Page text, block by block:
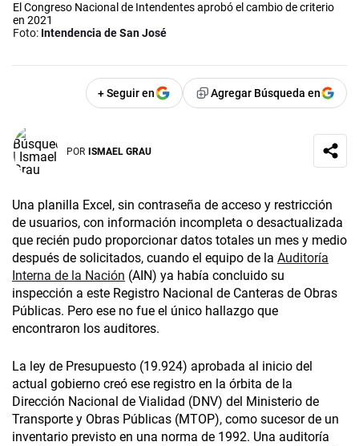
El Congreso Nacional de Intendentes aprobó el cambio de criterio
en 2021
Foto: Intendencia de San José
+ Seguir en Agregar Búsqueda en
POR ISMAEL GRAU
Una planilla Excel, sin contraseña de acceso y restricción
de usuarios, con información incompleta o desactualizada
que recién pudo proporcionar datos totales un mes y medio
después de solicitados, cuando el equipo de la Auditoría
Interna de la Nación (AIN) ya había concluido su
inspección a este Registro Nacional de Canteras de Obras
Públicas. Pero ese no fue el único hallazgo que
encontraron los auditores.
La ley de Presupuesto (19.924) aprobada al inicio del
actual gobierno creó ese registro en la órbita de la
Dirección Nacional de Vialidad (DNV) del Ministerio de
Transporte y Obras Públicas (MTOP), como sucesor de un
inventario previsto en una norma de 1992. Una auditoría